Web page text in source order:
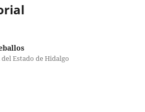
Estado de Hidalgo